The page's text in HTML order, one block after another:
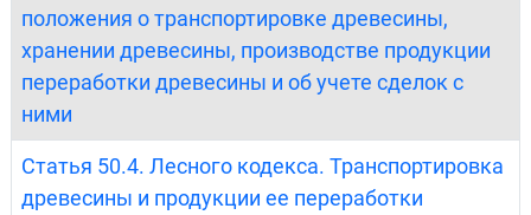
положения о транспортировке древесины,
хранении древесины, производстве продукции
переработки древесины и об учете сделок с
ними
Статья 50.4. Лесного кодекса. Транспортировка
древесины и продукции ее переработки